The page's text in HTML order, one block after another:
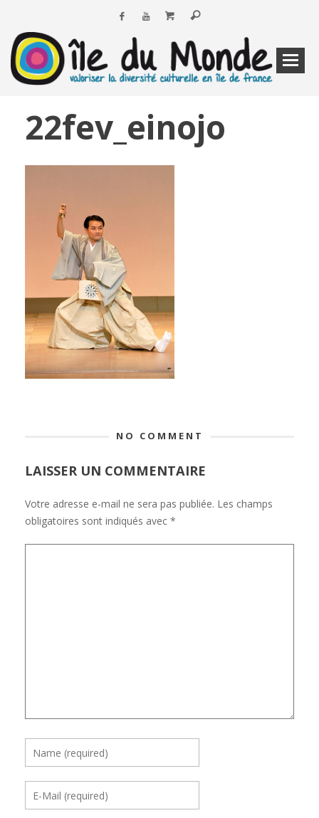
22fev_einojo
NO COMMENT
LAISSER UN COMMENTAIRE
Votre adresse e-mail ne sera pas publiée. Les champs
obligatoires sont indiqués avec *